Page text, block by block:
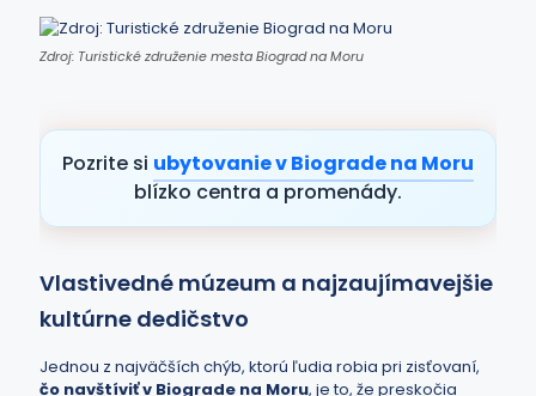
Zdroj: Turistické združenie mesta Biograd na Moru
Pozrite si ubytovanie v Biograde na Moru
blízko centra a promenády.
Vlastivedné múzeum a najzaujímavejšie
kultúrne dedičstvo
Jednou z najväčších chýb, ktorú ľudia robia pri zisťovaní,
čo navštíviť v Biograde na Moru, je to, že preskočia